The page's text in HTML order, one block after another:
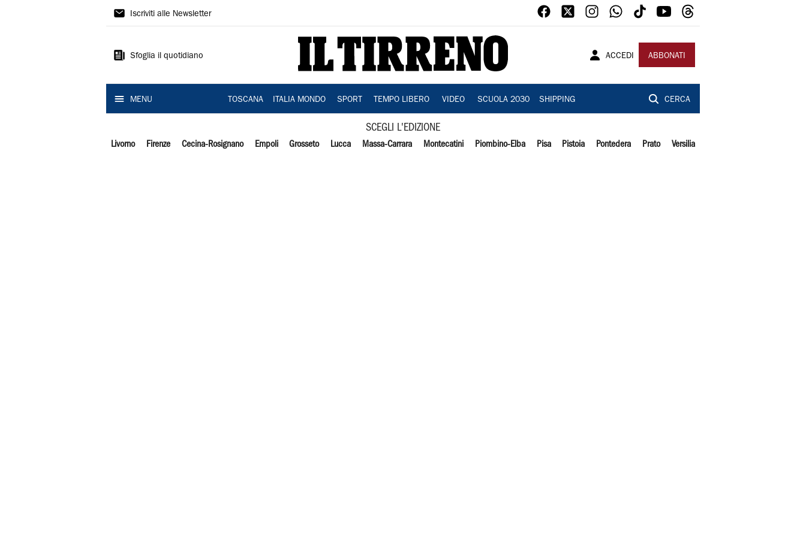
Il
Iscriviti alle Newsletter
Sfoglia il quotidiano ACCEDI ABBONATI
MENU TOSCANA ITALIA MONDO SPORT TEMPO LIBERO VIDEO SCUOLA 2030 SHIPPING CERCA
SCEGLI L'EDIZIONE
Livorno Firenze Cecina-Rosignano Empoli Grosseto Lucca Massa-Carrara Montecatini Piombino-Elba Pisa Pistoia Pontedera Prato Versilia